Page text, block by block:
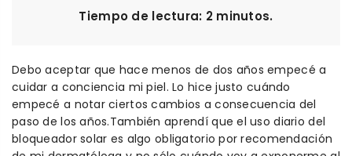
Tiempo de lectura: 2 minutos.
Debo aceptar que hace menos de dos años empecé a
cuidar a conciencia mi piel. Lo hice justo cuándo
empecé a notar ciertos cambios a consecuencia del
paso de los años.También aprendí que el uso diario del
bloqueador solar es algo obligatorio por recomendación